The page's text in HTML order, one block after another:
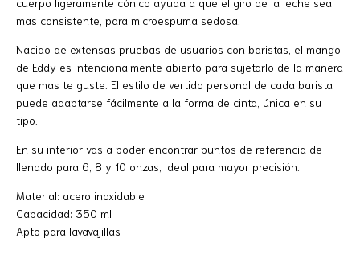
mas consistente, para microespuma sedosa.
Nacido de extensas pruebas de usuarios con baristas, el mango
de Eddy es intencionalmente abierto para sujetarlo de la manera
que mas te guste. El estilo de vertido personal de cada barista
puede adaptarse fácilmente a la forma de cinta, única en su
tipo.
En su interior vas a poder encontrar puntos de referencia de
llenado para 6, 8 y 10 onzas, ideal para mayor precisión.
Material: acero inoxidable
Capacidad: 350 ml
Apto para lavavajillas